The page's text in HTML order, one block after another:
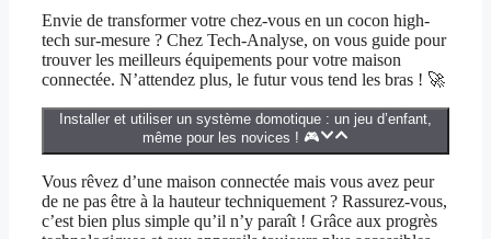
Envie de transformer votre chez-vous en un cocon high-
tech sur-mesure ? Chez Tech-Analyse, on vous guide pour
trouver les meilleurs équipements pour votre maison
connectée. N’attendez plus, le futur vous tend les bras ! 🚀
Installer et utiliser un système domotique : un jeu d’enfant,
même pour les novices ! 🎮
Vous rêvez d’une maison connectée mais vous avez peur
de ne pas être à la hauteur techniquement ? Rassurez-vous,
c’est bien plus simple qu’il n’y paraît ! Grâce aux progrès